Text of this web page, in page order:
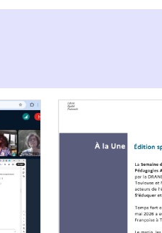
Image
couverture